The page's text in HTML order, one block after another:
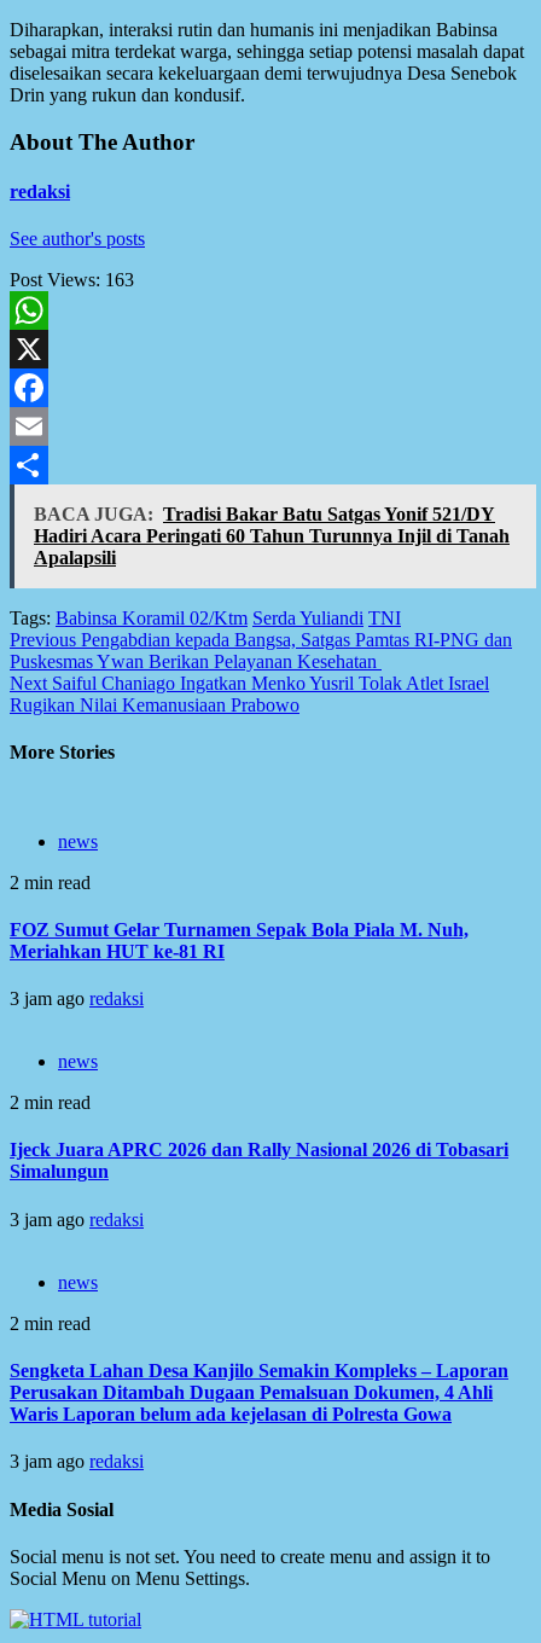
Diharapkan, interaksi rutin dan humanis ini menjadikan Babinsa
sebagai mitra terdekat warga, sehingga setiap potensi masalah dapat
diselesaikan secara kekeluargaan demi terwujudnya Desa Senebok
Drin yang rukun dan kondusif.
About The Author
redaksi
See author's posts
Post Views: 163
WhatsApp
X
Facebook
Email
Share
BACA JUGA: Tradisi Bakar Batu Satgas Yonif 521/DY
Hadiri Acara Peringati 60 Tahun Turunnya Injil di Tanah
Apalapsili
Tags: Babinsa Koramil 02/Ktm Serda Yuliandi TNI
Post
navigation
Previous Pengabdian kepada Bangsa, Satgas Pamtas RI-PNG dan
Puskesmas Ywan Berikan Pelayanan Kesehatan
Next Saiful Chaniago Ingatkan Menko Yusril Tolak Atlet Israel
Rugikan Nilai Kemanusiaan Prabowo
More Stories
news
2 min read
FOZ Sumut Gelar Turnamen Sepak Bola Piala M. Nuh,
Meriahkan HUT ke-81 RI
3 jam ago redaksi
news
2 min read
Ijeck Juara APRC 2026 dan Rally Nasional 2026 di Tobasari
Simalungun
3 jam ago redaksi
news
2 min read
Sengketa Lahan Desa Kanjilo Semakin Kompleks – Laporan
Perusakan Ditambah Dugaan Pemalsuan Dokumen, 4 Ahli
Waris Laporan belum ada kejelasan di Polresta Gowa
3 jam ago redaksi
Media Sosial
Social menu is not set. You need to create menu and assign it to
Social Menu on Menu Settings.